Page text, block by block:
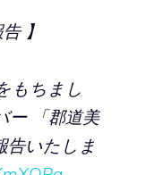
】
もちまし
ー 「郡道美
告いたしま